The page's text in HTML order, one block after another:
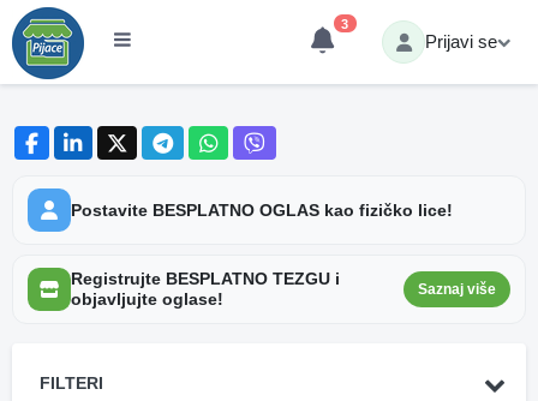
3
Prijavi se
Postavite BESPLATNO OGLAS kao fizičko lice!
Registrujte BESPLATNO TEZGU i
objavljujte oglase!
Saznaj više
FILTERI